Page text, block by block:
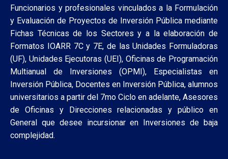
Funcionarios y profesionales vinculados a la Formulación
y Evaluación de Proyectos de Inversión Pública mediante
Fichas Técnicas de los Sectores y a la elaboración de
Formatos IOARR 7C y 7E, de las Unidades Formuladoras
(UF), Unidades Ejecutoras (UEI), Oficinas de Programación
Multianual de Inversiones (OPMI), Especialistas en
Inversión Pública, Docentes en Inversión Pública, alumnos
universitarios a partir del 7mo Ciclo en adelante, Asesores
de Oficinas y Direcciones relacionadas y público en
General que desee incursionar en Inversiones de baja
complejidad.